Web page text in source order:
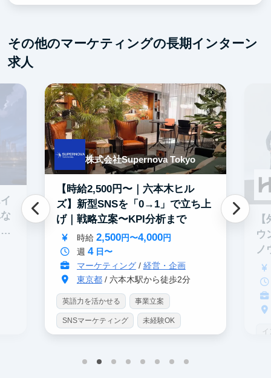
その他のマーケティングの長期インターン
求人
株式会社Supernova Tokyo
【時給2,500円〜｜六本木ヒル
ズ】新型SNSを「0→1」で立ち上
げ｜戦略立案〜KPI分析まで
時給 2,500円〜4,000円
週 4日〜
マーケティング/ 経営・企画
東京都/ 六本木駅から徒歩2分
英語力を活かせる 事業立案
SNSマーケティング 未経験OK
交通費支給
ウ
ノ